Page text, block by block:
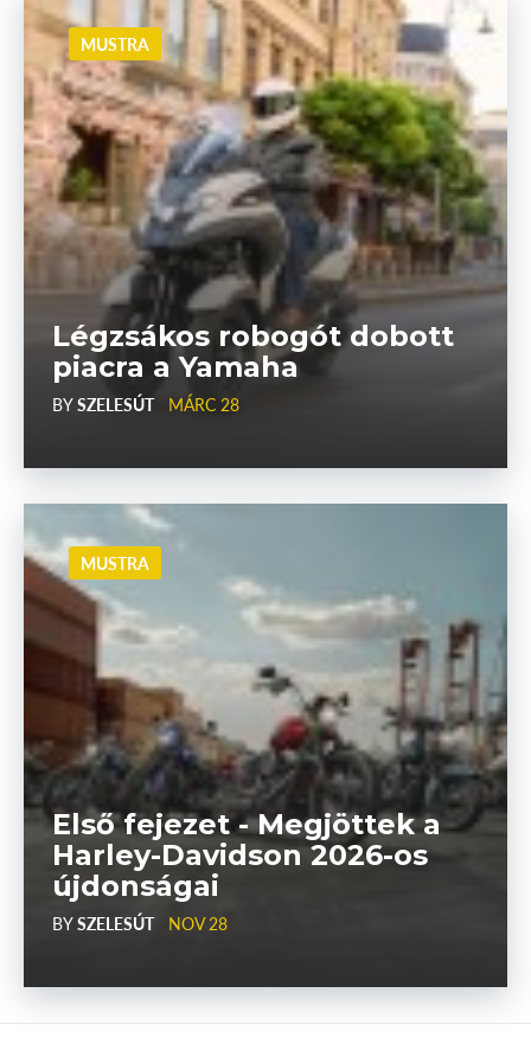
MUSTRA
Légzsákos robogót dobott
piacra a Yamaha
BYSZELESÚT MÁRC 28
MUSTRA
Első fejezet - Megjöttek a
Harley-Davidson 2026-os
újdonságai
BYSZELESÚT NOV 28